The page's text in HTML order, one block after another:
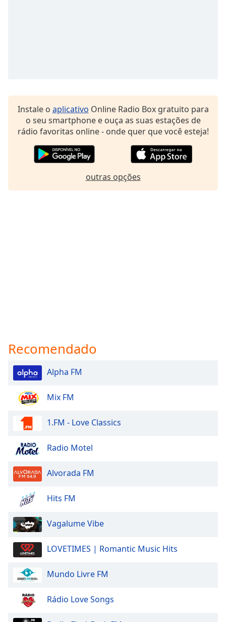
Instale o aplicativo Online Radio Box gratuito para
o seu smartphone e ouça as suas estações de
rádio favoritas online - onde quer que você esteja!
outras opções
Recomendado
Alpha FM
Mix FM
1.FM - Love Classics
Radio Motel
Alvorada FM
Hits FM
Vagalume Vibe
LOVETIMES | Romantic Music Hits
Mundo Livre FM
Rádio Love Songs